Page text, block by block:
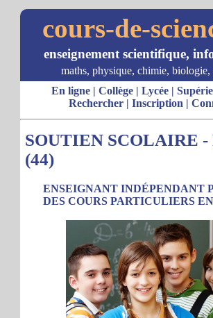
cours-de-
enseignement scientifique,
maths, physique, chimie, biologie,
En ligne| Collège| Lycée|
Rechercher| Inscription |
SOUTIEN SCOLAIRE -
(44)
ENSEIGNANT INDÉPENDANT
DES COURS PARTICULIERS